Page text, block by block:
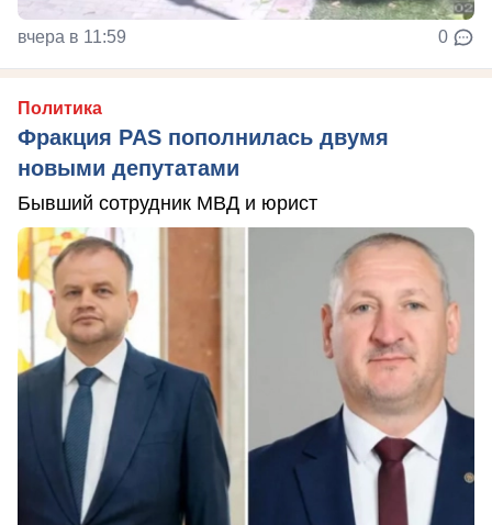
вчера в 11:59 0
Политика
Фракция PAS пополнилась двумя
новыми депутатами
Бывший сотрудник МВД и юрист